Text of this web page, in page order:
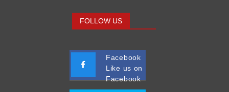
FOLLOW US
Facebook
Like us on
Facebook